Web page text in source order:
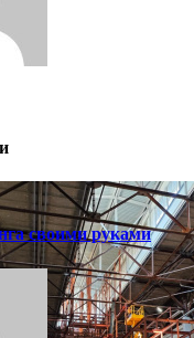
своими руками